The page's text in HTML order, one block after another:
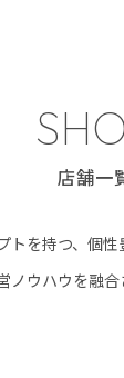
店舗一
トを持つ、個性
ノウハウを融